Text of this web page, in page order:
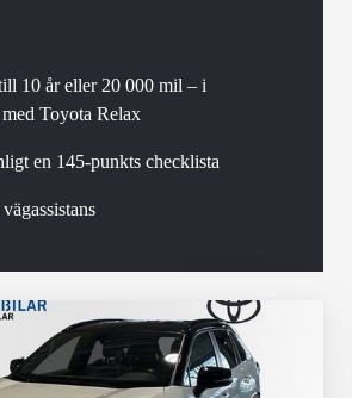
10 år eller 20 000 mil – i
Toyota Relax
en 145-punkts checklista